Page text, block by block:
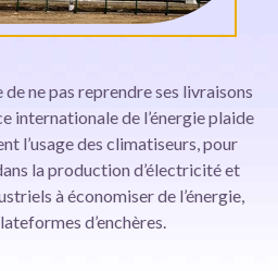
ne pas reprendre ses livraisons
internationale de l’énergie plaide
l’usage des climatiseurs, pour
la production d’électricité et
à économiser de l’énergie,
d’enchères.